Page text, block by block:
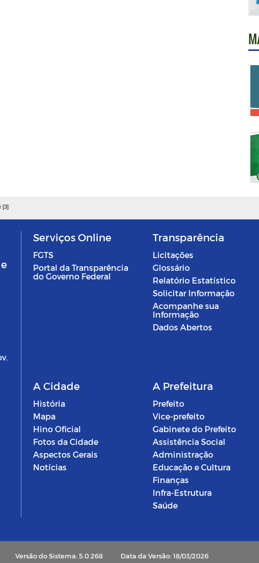
[3]
Serviços Online
FGTS
Portal da Transparência
do Governo Federal
Transparência
Licitações
Glossário
Relatório Estatístico
Solicitar Informação
Acompanhe sua
Informação
Dados Abertos
A Cidade
História
Mapa
Hino Oficial
Fotos da Cidade
Aspectos Gerais
Notícias
A Prefeitura
Prefeito
Vice-prefeito
Gabinete do Prefeito
Assistência Social
Administração
Educação e Cultura
Finanças
Infra-Estrutura
Saúde
Versão do Sistema: 5.0.268 Data da Versão: 18/03/2026